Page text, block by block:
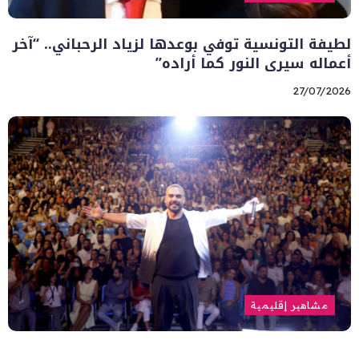
لطيفة التونسية توفي بوعدها لزياد الرحباني.. “آخر
أعماله سيرى النور كما أراده”
27/07/2026
مشاهير إقليمية